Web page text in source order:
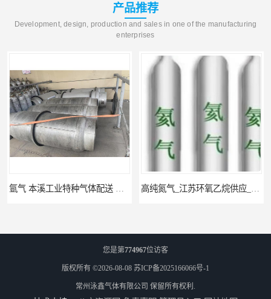
产品推荐
Development, design, production and sales in one of the manufacturing
enterprises
您是第774967位访客
版权所有 ©2026-08-08 苏ICP备2025166066号-1
常州泳鑫气体有限公司 保留所有权利.